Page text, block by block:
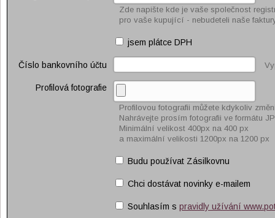
Zde napište kde je vaše společnost
pro vaše kupující - nebudeteli naše
jsem plátce DPH
Číslo bankovního účtu
Profilová fotografie
Profilovou fotografii můžete kdykoliv
Nahrávejte prosím fotografii ve formátu
Minimální velikost 400px na 400 px
a maximální velikosti 1200px na 1200 px
Budu používat Zásilkovnu
Chci dostávat novinky e-mailem
Souhlasím s pravidly užívání